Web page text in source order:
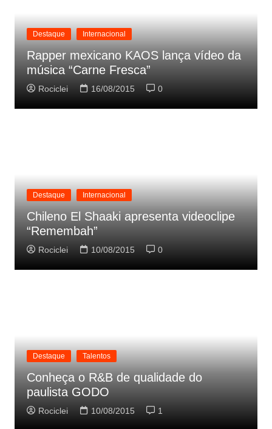
Destaque Internacional
Rapper mexicano KAOS lança vídeo da
música “Carne Fresca”
Rociclei 16/08/2015 0
Destaque Internacional
Chileno El Shaaki apresenta videoclipe
“Remembah”
Rociclei 10/08/2015 0
Destaque Talentos
Conheça o R&B de qualidade do
paulista GODO
Rociclei 10/08/2015 1